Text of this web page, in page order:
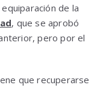
de la
, que se aprobó
pero por el
que recuperarse